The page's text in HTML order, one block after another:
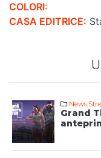
COLORI:
CASA EDITRICE:
News,
Grand